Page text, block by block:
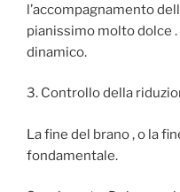
l’accompagnamento
pianissimo molto dolce .
dinamico.
3. Controllo della
La fine del brano , o la
fondamentale.